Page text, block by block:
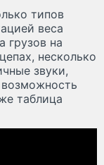
типов
веса
грузов на
несколько
звуки,
таблица